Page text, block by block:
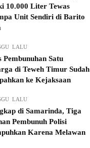
10.000 Liter Tewas
Unit Sendiri di Barito
LALU
Pembunuhan Satu
di Teweh Timur Sudah
ke Kejaksaan
LALU
di Samarinda, Tiga
Pembunuh Polisi
Karena Melawan